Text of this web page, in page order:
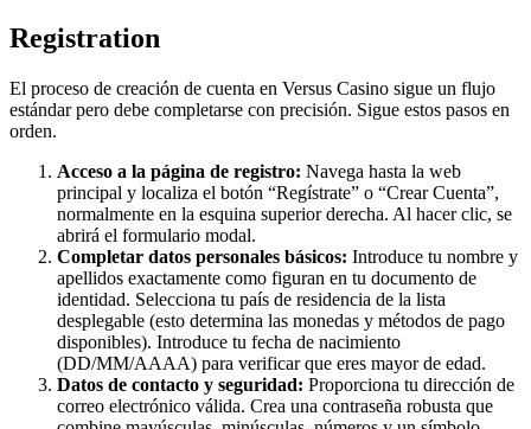
Registration
El proceso de creación de cuenta en Versus Casino sigue un flujo
estándar pero debe completarse con precisión. Sigue estos pasos en
orden.
Acceso a la página de registro: Navega hasta la web
principal y localiza el botón “Regístrate” o “Crear Cuenta”,
normalmente en la esquina superior derecha. Al hacer clic, se
abrirá el formulario modal.
Completar datos personales básicos: Introduce tu nombre y
apellidos exactamente como figuran en tu documento de
identidad. Selecciona tu país de residencia de la lista
desplegable (esto determina las monedas y métodos de pago
disponibles). Introduce tu fecha de nacimiento
(DD/MM/AAAA) para verificar que eres mayor de edad.
Datos de contacto y seguridad: Proporciona tu dirección de
correo electrónico válida. Crea una contraseña robusta que